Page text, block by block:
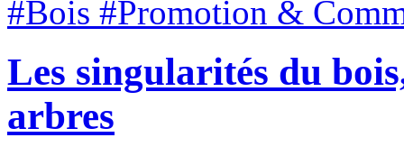
#Bois #Promotion &
Les singularités du
arbres